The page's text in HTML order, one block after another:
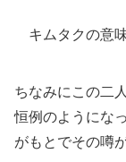
キムタクの意
ちなみにこの二
恒例のようにな
がもとでその噂